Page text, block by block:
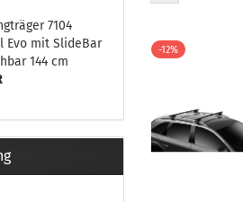
Fußsatz Fahrzeuge mit
integrierter Reling
Thule Montagekits 60.. für 7106
Thule Montagekits 70.. für 7107
Fußsatz Fahrzeuge mit
-12%
7104
Evo mit SlideBar
144 cm